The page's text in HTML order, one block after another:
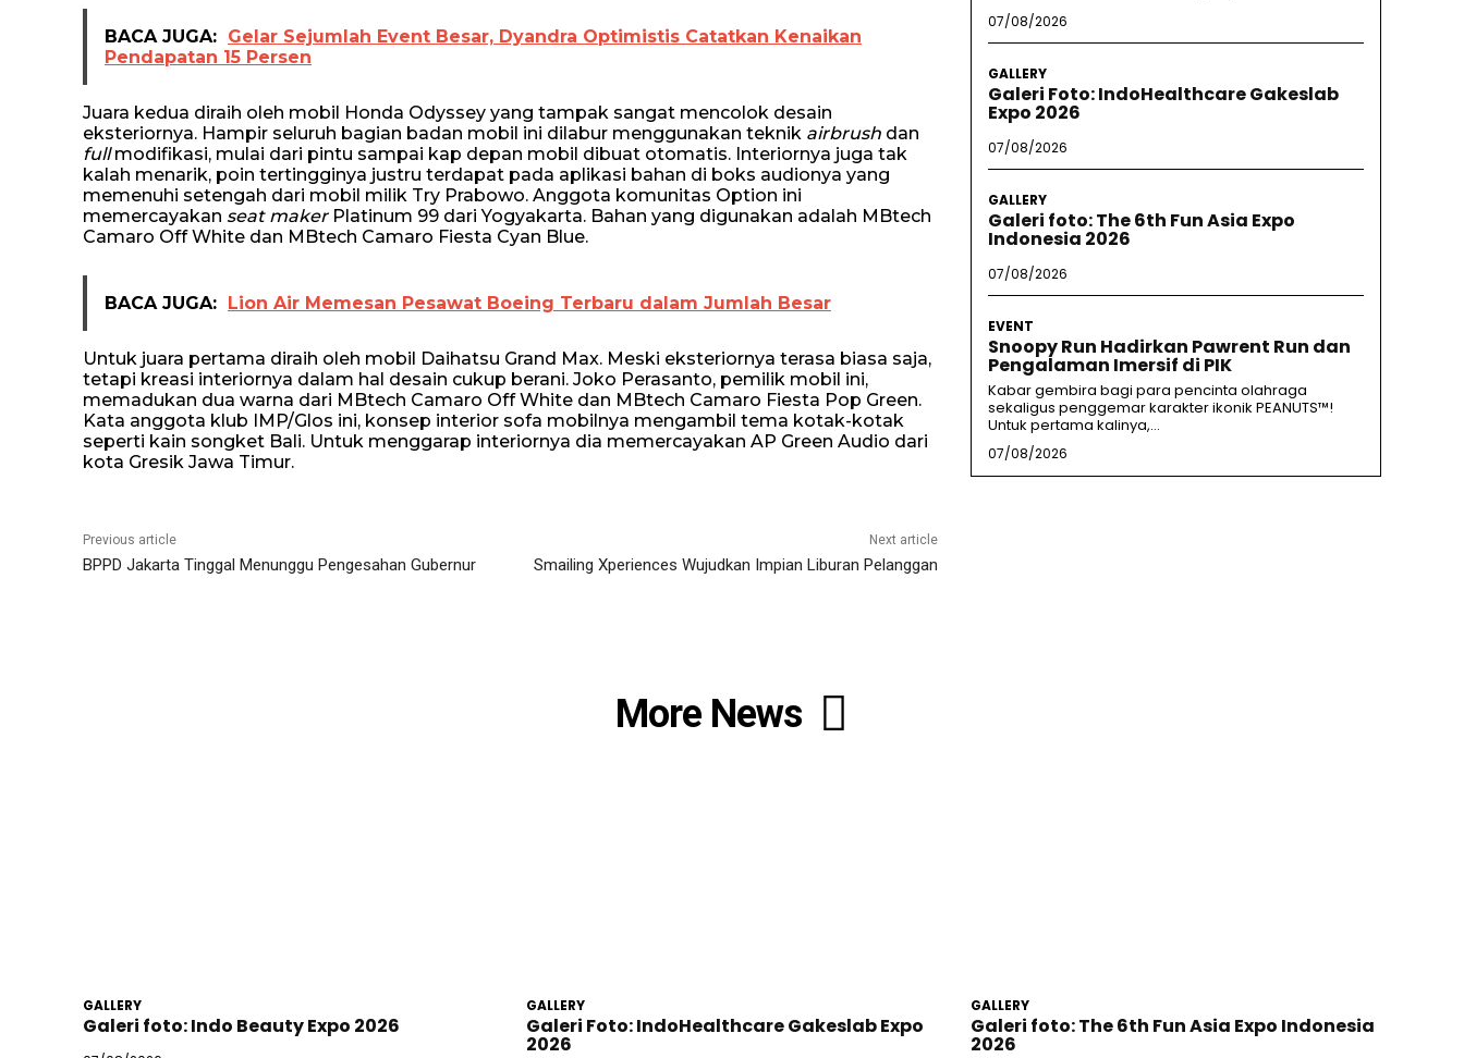
BACA JUGA: Gelar Sejumlah Event Besar, Dyandra Optimistis Catatkan Kenaikan
Pendapatan 15 Persen
Juara kedua diraih oleh mobil Honda Odyssey yang tampak sangat mencolok desain
eksteriornya. Hampir seluruh bagian badan mobil ini dilabur menggunakan teknik airbrush dan
fullmodifikasi, mulai dari pintu sampai kap depan mobil dibuat otomatis. Interiornya juga tak
kalah menarik, poin tertingginya justru terdapat pada aplikasi bahan di boks audionya yang
memenuhi setengah dari mobil milik Try Prabowo. Anggota komunitas Option ini
memercayakan seat makerPlatinum 99 dari Yogyakarta. Bahan yang digunakan adalah MBtech
Camaro Off White dan MBtech Camaro Fiesta Cyan Blue.
BACA JUGA: Lion Air Memesan Pesawat Boeing Terbaru dalam Jumlah Besar
Untuk juara pertama diraih oleh mobil Daihatsu Grand Max. Meski eksteriornya terasa biasa saja,
tetapi kreasi interiornya dalam hal desain cukup berani. Joko Perasanto, pemilik mobil ini,
memadukan dua warna dari MBtech Camaro Off White dan MBtech Camaro Fiesta Pop Green.
Kata anggota klub IMP/Glos ini, konsep interior sofa mobilnya mengambil tema kotak-kotak
seperti kain songket Bali. Untuk menggarap interiornya dia memercayakan AP Green Audio dari
kota Gresik Jawa Timur.
Previous article
BPPD Jakarta Tinggal Menunggu Pengesahan Gubernur
Next article
Smailing Xperiences Wujudkan Impian Liburan Pelanggan
07/08/2026
GALLERY
Galeri Foto: IndoHealthcare Gakeslab
Expo 2026
07/08/2026
GALLERY
Galeri foto: The 6th Fun Asia Expo
Indonesia 2026
07/08/2026
EVENT
Snoopy Run Hadirkan Pawrent Run dan
Pengalaman Imersif di PIK
Kabar gembira bagi para pencinta olahraga
sekaligus penggemar karakter ikonik PEANUTS™!
Untuk pertama kalinya,...
07/08/2026
More News
GALLERY
Galeri foto: Indo Beauty Expo 2026
GALLERY
Galeri Foto: IndoHealthcare Gakeslab Expo
2026
GALLERY
Galeri foto: The 6th Fun Asia Expo Indonesia
2026